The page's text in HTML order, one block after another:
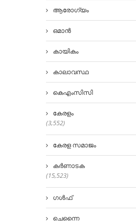
ആരോഗ്യം
ഒമാൻ
കായികം
കാലാവസ്ഥ
കെഎംസിസി
കേരളം
(3,552)
കേരള സമാജം
കർണാടക
(15,523)
ഗൾഫ്
ചെന്നൈ